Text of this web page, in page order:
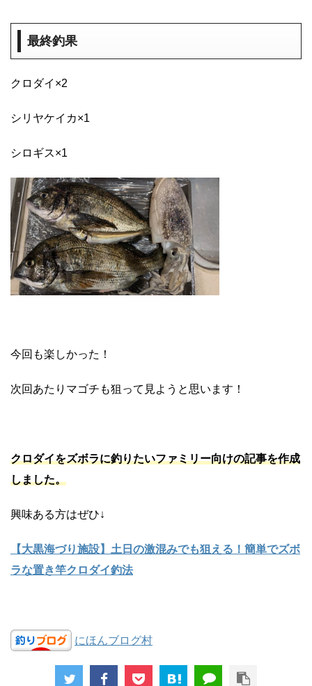
最終釣果
クロダイ×2
シリヤケイカ×1
シロギス×1
今回も楽しかった！
次回あたりマゴチも狙って見ようと思います！
クロダイをズボラに釣りたいファミリー向けの記事を作成
しました。
興味ある方はぜひ↓
【大黒海づり施設】土日の激混みでも狙える！簡単でズボ
ラな置き竿クロダイ釣法
にほんブログ村